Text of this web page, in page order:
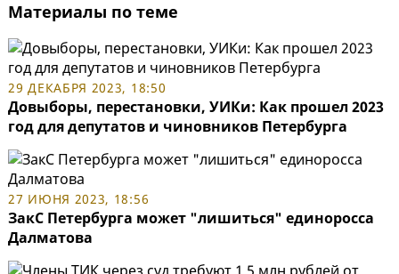
Материалы по теме
29 ДЕКАБРЯ 2023, 18:50
Довыборы, перестановки, УИКи: Как прошел 2023
год для депутатов и чиновников Петербурга
27 ИЮНЯ 2023, 18:56
ЗакС Петербурга может "лишиться" единоросса
Далматова